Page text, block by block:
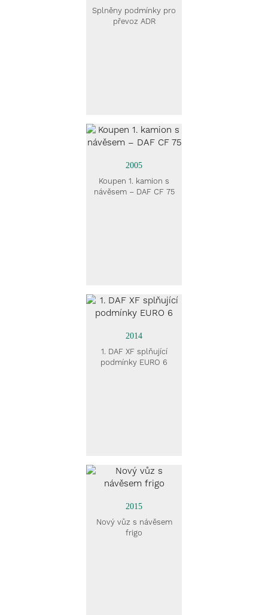
Splněny podmínky pro
převoz ADR
2005
Koupen 1. kamion s
návěsem – DAF CF 75
2014
1. DAF XF splňující
podmínky EURO 6
2015
Nový vůz s návěsem
frigo